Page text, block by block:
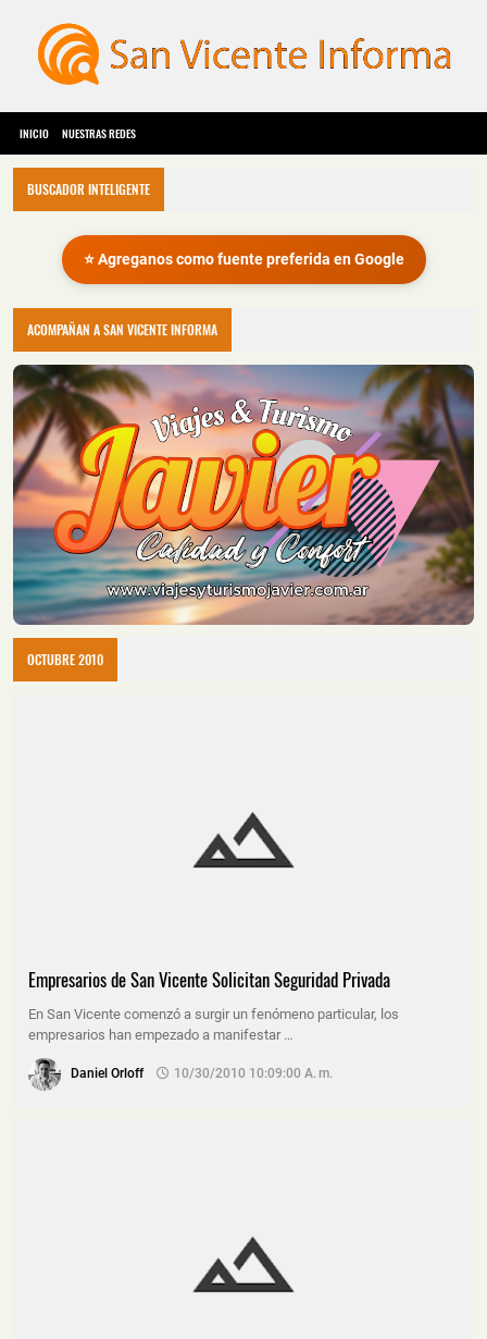
INICIO NUESTRAS REDES
BUSCADOR INTELIGENTE
⭐ Agreganos como fuente preferida en Google
ACOMPAÑAN A SAN VICENTE INFORMA
OCTUBRE 2010
Empresarios de San Vicente Solicitan Seguridad Privada
En San Vicente comenzó a surgir un fenómeno particular, los
empresarios han empezado a manifestar …
Daniel Orloff 10/30/2010 10:09:00 A. M.